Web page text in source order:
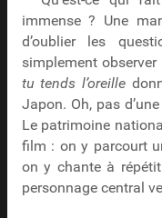
immense ? Une
d’oublier les
simplement
tu tends l’oreille
Japon. Oh, pas
Le patrimoine
film : on y parcourt
on y chante à
personnage central